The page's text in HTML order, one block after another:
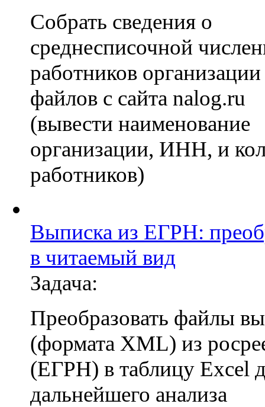
Собрать сведения о
среднесписочной
работников
файлов с сайта nalog.ru
(вывести наименование
организации, ИНН, и
работников)
Выписка из ЕГРН:
в читаемый вид
Задача:
Преобразовать файлы
(формата XML) из
(ЕГРН) в таблицу Excel
дальнейшего анализа